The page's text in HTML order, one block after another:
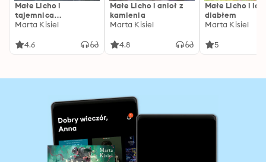
Małe Licho i
tajemnica
Niebożątka
Marta Kisiel
4.6
Małe Licho i anioł z
kamienia
Marta Kisiel
4.8
Małe Licho i
diabłem
Marta Kisiel
5